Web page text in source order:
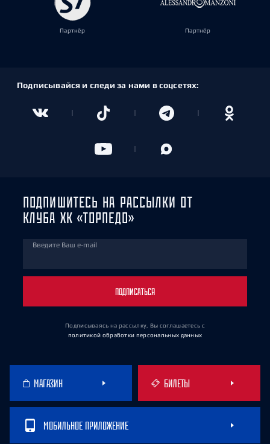
Партнёр Партнёр
Подписывайся и следи за нами в соцсетях:
ПОДПИШИТЕСЬ НА РАССЫЛКИ ОТ
КЛУБА ХК «ТОРПЕДО»
Введите Ваш e-mail
ПОДПИСАТЬСЯ
Подписываясь на рассылку, Вы соглашаетесь с
политикой обработки персональных данных
МАГАЗИН БИЛЕТЫ
МОБИЛЬНОЕ ПРИЛОЖЕНИЕ